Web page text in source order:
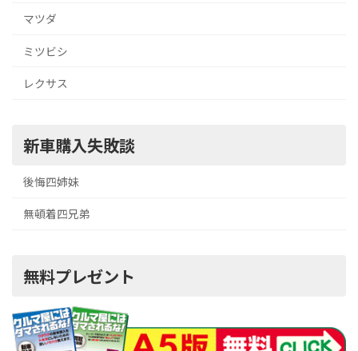
マツダ
ミツビシ
レクサス
新車購入失敗談
後悔四姉妹
無頓着四兄弟
無料プレゼント